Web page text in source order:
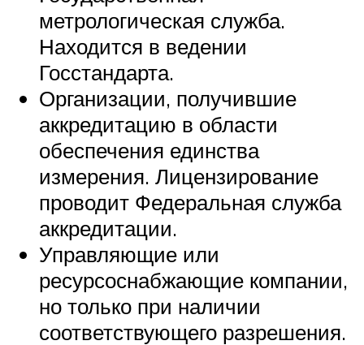
метрологическая служба.
Находится в ведении
Госстандарта.
Организации, получившие
аккредитацию в области
обеспечения единства
измерения. Лицензирование
проводит Федеральная служба
аккредитации.
Управляющие или
ресурсоснабжающие компании,
но только при наличии
соответствующего разрешения.